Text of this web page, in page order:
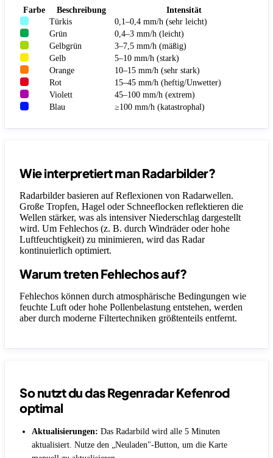
Farbe Beschreibung
Intensität
Türkis
0,1–0,4 mm/h (sehr leicht)
Grün
0,4–3 mm/h (leicht)
Gelbgrün
3–7,5 mm/h (mäßig)
Gelb
5–10 mm/h (stark)
Orange
10–15 mm/h (sehr stark)
Rot
15–45 mm/h (heftig/Unwetter)
Violett
45–100 mm/h (extrem)
Blau
≥100 mm/h (katastrophal)
Wie interpretiert man Radarbilder?
Radarbilder basieren auf Reflexionen von Radarwellen.
Große Tropfen, Hagel oder Schneeflocken reflektieren die
Wellen stärker, was als intensiver Niederschlag dargestellt
wird. Um Fehlechos (z. B. durch Windräder oder hohe
Luftfeuchtigkeit) zu minimieren, wird das Radar
kontinuierlich optimiert.
Warum treten Fehlechos auf?
Fehlechos können durch atmosphärische Bedingungen wie
feuchte Luft oder hohe Pollenbelastung entstehen, werden
aber durch moderne Filtertechniken größtenteils entfernt.
So nutzt du das Regenradar Kefenrod
optimal
Aktualisierungen: Das Radarbild wird alle 5 Minuten
aktualisiert. Nutze den „Neuladen"-Button, um die Karte